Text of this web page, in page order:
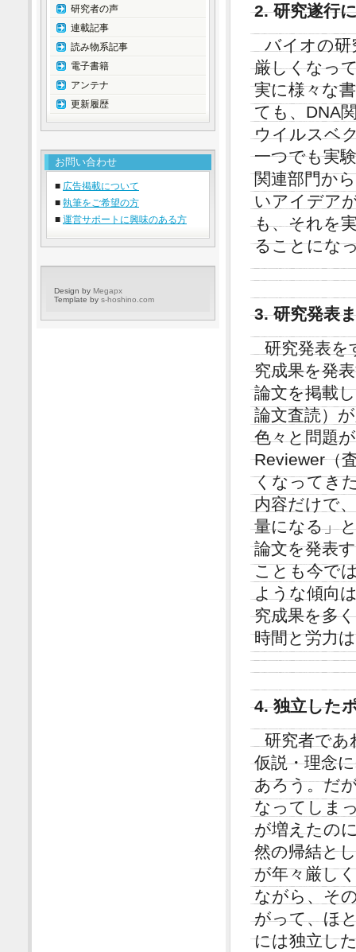
2. 研究遂行
バイオの研
厳しくなっ
実に様々な
ても、DNA
ウイルスベ
一つでも実
関連部門か
いアイデア
も、それを
ることにな
3. 研究発表
研究発表を
究成果を発
論文を掲載
論文査読）
色々と問題
Reviewer（
くなってき
内容だけで
量になる」
論文を発表
ことも今で
ような傾向
究成果を多
時間と労力
4. 独立した
研究者であ
仮説・理念
あろう。だ
なってしま
が増えたの
然の帰結と
が年々厳し
ながら、そ
がって、ほ
には独立し
研究者の声
連載記事
読み物系記事
電子書籍
アンテナ
更新履歴
お問い合わせ
■ 広告掲載について
■ 執筆をご希望の方
■ 運営サポートに興味のある方
Design by Megapx
Template by s-hoshino.com